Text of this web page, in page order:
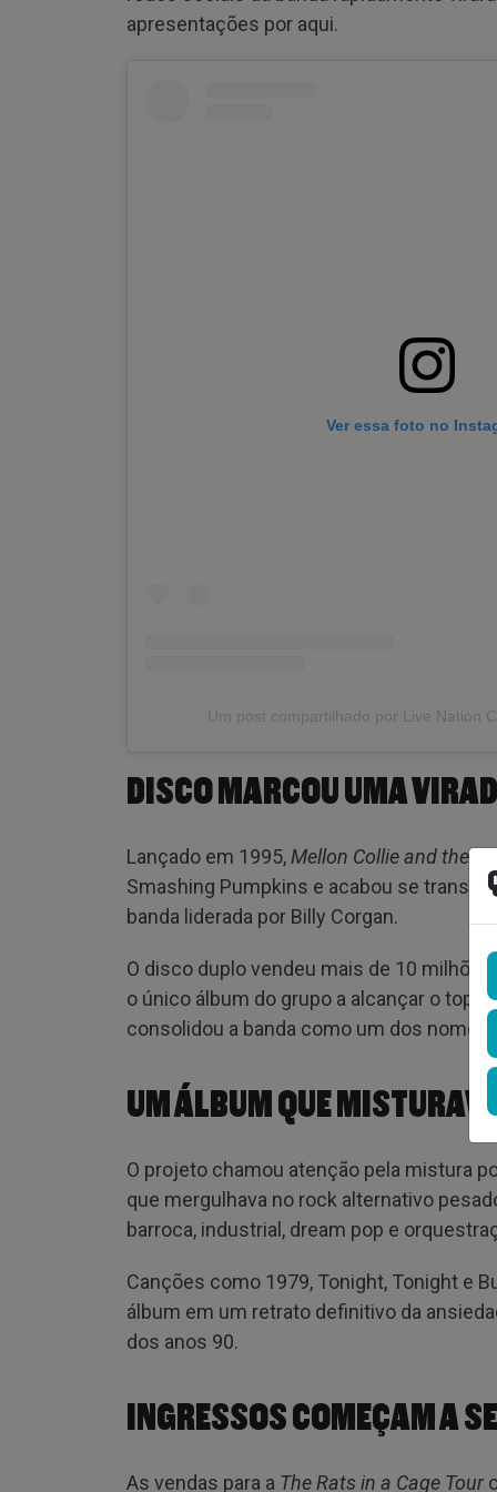
apresentações por aqui.
Ver essa foto no
Um post compartilhado por Live Nation
DISCO MARCOU UMA
Lançado em 1995, Mellon Collie and the
Smashing Pumpkins e acabou se
banda liderada por Billy Corgan.
O disco duplo vendeu mais de 10
o único álbum do grupo a alcançar o topo
consolidou a banda como um dos
UM ÁLBUM QUE
O projeto chamou atenção pela mistura
que mergulhava no rock alternativo
barroca, industrial, dream pop e
Canções como 1979, Tonight, Tonight e
álbum em um retrato definitivo da
dos anos 90.
INGRESSOS COMEÇAM A
As vendas para a The Rats in a Cage Tour